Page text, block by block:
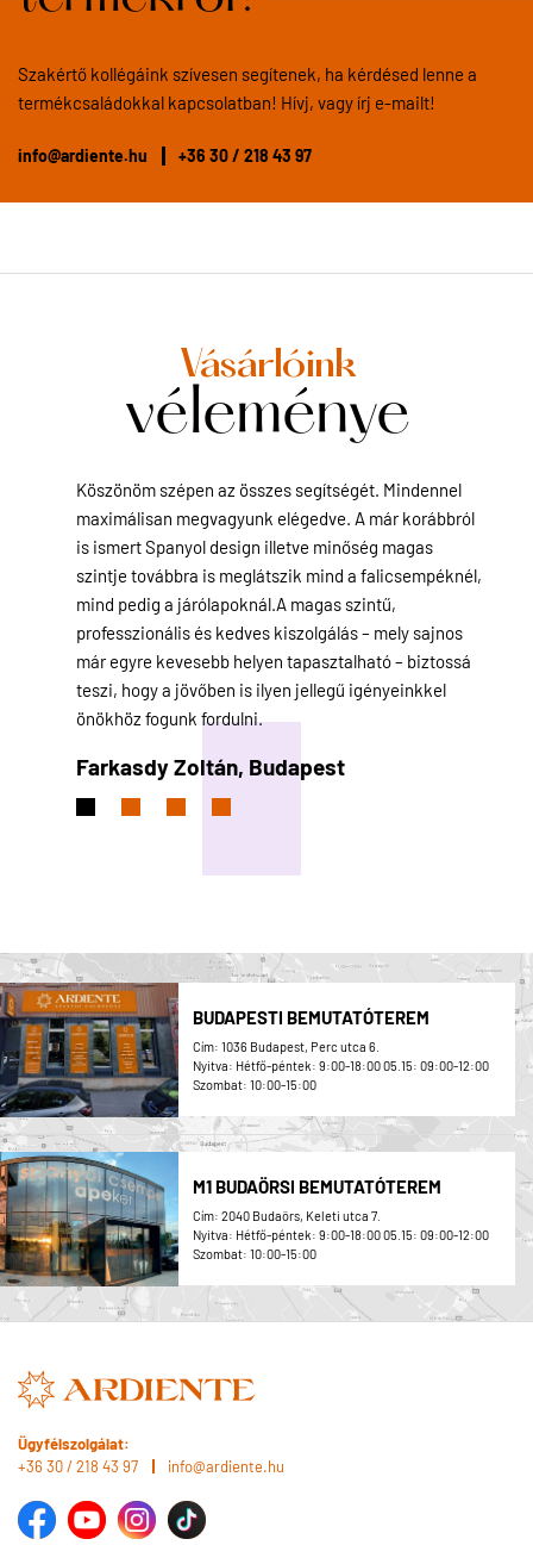
Szakértő kollégáink szívesen segítenek, ha kérdésed lenne a
termékcsaládokkal kapcsolatban! Hívj, vagy írj e-mailt!
info@ardiente.hu +36 30 / 218 43 97
Vásárlóink
véleménye
Köszönöm szépen az összes segítségét. Mindennel
maximálisan megvagyunk elégedve. A már korábbról
is ismert Spanyol design illetve minőség magas
szintje továbbra is meglátszik mind a falicsempéknél,
mind pedig a járólapoknál.A magas szintű,
professzionális és kedves kiszolgálás – mely sajnos
már egyre kevesebb helyen tapasztalható – biztossá
teszi, hogy a jövőben is ilyen jellegű igényeinkkel
önökhöz fogunk fordulni.
Farkasdy Zoltán, Budapest
BUDAPESTI BEMUTATÓTEREM
Cím: 1036 Budapest, Perc utca 6.
Nyitva: Hétfő-péntek: 9:00-18:00 05.15: 09:00-12:00
Szombat: 10:00-15:00
M1 BUDAÖRSI BEMUTATÓTEREM
Cím: 2040 Budaörs, Keleti utca 7.
Nyitva: Hétfő-péntek: 9:00-18:00 05.15: 09:00-12:00
Szombat: 10:00-15:00
Ügyfélszolgálat:
+36 30 / 218 43 97
info@ardiente.hu